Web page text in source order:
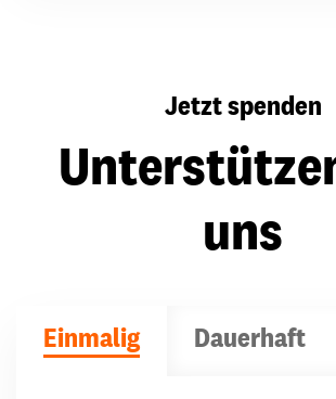
Jetzt spenden
uns
Einmalig Dauerhaft